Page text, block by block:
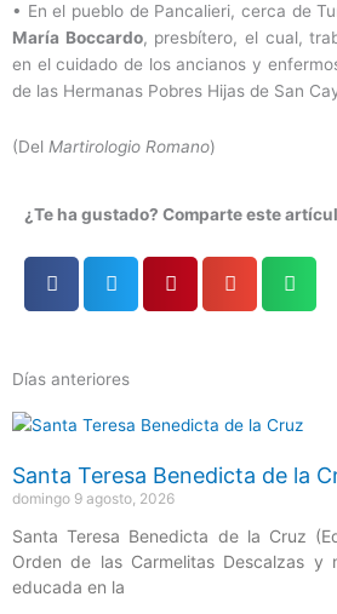
• En el pueblo de Pancalieri, cerca de
María Boccardo, presbítero, el cual,
en el cuidado de los ancianos y
de las Hermanas Pobres Hijas de San
(Del Martirologio Romano)
¿Te ha gustado? Comparte este
Días anteriores
Santa Teresa Benedicta de la
domingo 9 agosto, 2026
Santa Teresa Benedicta de la Cruz
Orden de las Carmelitas Descalzas y
educada en la
Página
Página
Página
Página
Página